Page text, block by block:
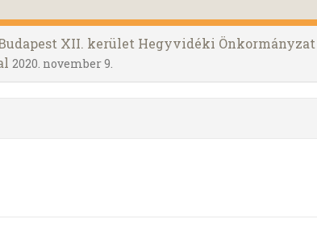
XII. kerület Hegyvidéki Önkormányzat
2020. november 9.